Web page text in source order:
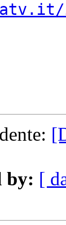
by: [